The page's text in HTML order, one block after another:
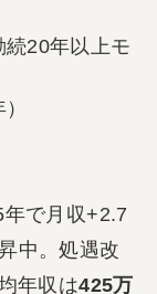
続20年以上モ
で月収+2.7
中。処遇改
年収は425万